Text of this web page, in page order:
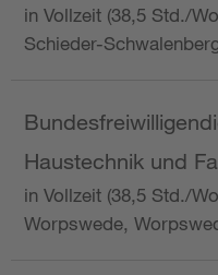
in Vollzeit (38,5 Std./
Schieder-
Haustechnik und
in Vollzeit (38,5 Std./
Worpswede,